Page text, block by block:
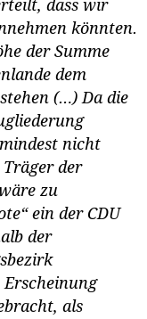
dass wir
könnten.
der Summe
dem
(…) Da die
nicht
Träger der
zu
ein der CDU
der
als